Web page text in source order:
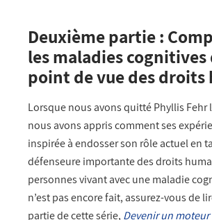
Deuxième partie :
les maladies cognitives
point de vue des droits
Lorsque nous avons quitté Phyllis Fehr
nous avons appris comment ses
inspirée à endosser son rôle actuel en
défenseure importante des droits
personnes vivant avec une maladie
n’est pas encore fait, assurez-vous de
partie de cette série, Devenir un moteur